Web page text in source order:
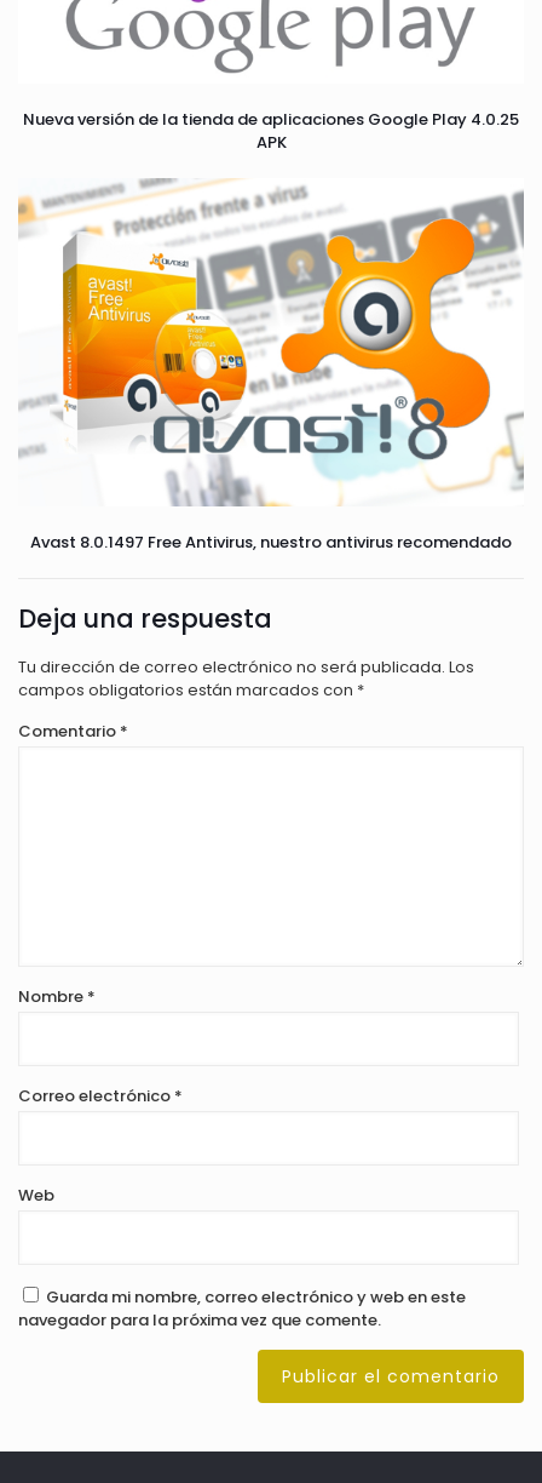
Nueva versión de la tienda de aplicaciones Google Play 4.0.25
APK
Avast 8.0.1497 Free Antivirus, nuestro antivirus recomendado
Deja una respuesta
Tu dirección de correo electrónico no será publicada. Los
campos obligatorios están marcados con *
Comentario *
Nombre *
Correo electrónico *
Web
Guarda mi nombre, correo electrónico y web en este
navegador para la próxima vez que comente.